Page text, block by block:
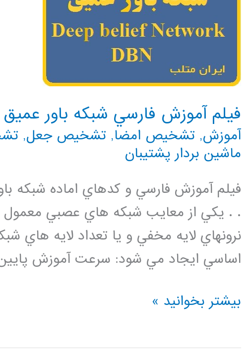
فيلم آموزش فارسي شبكه باور عميق DBN
آموزش, تشخیص امضا, تشخیص جعل,
ماشین بردار پشتیبان
نرونهاي لايه مخفي و يا تعداد لايه هاي
اساسي ايجاد مي شود: سرعت آموزش
فيلم
فارسي
بیشتر بخوانید »